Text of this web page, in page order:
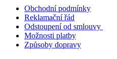
Obchodní podmínky
Reklamační řád
Odstoupení od smlouvy
Možnosti platby
Způsoby dopravy